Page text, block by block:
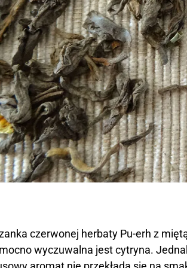
czerwonej herbaty Pu-erh z
wyczuwalna jest cytryna.